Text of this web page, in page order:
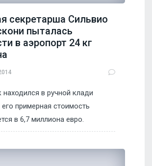
секретарша Сильвио
пыталась
в аэропорт 24 кг
находился в ручной клади
примерная стоимость
в 6,7 миллиона евро.